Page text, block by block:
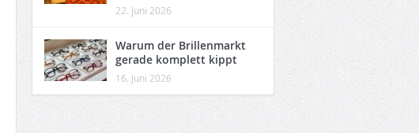
22. Juni 2026
Warum der Brillenmarkt
gerade komplett kippt
16. Juni 2026